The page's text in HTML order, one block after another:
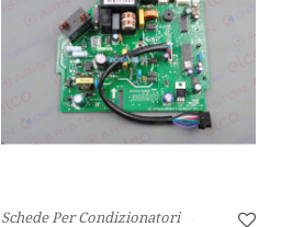
Schede Per Condizionatori